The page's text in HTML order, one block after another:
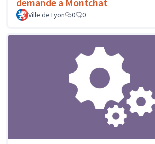
Ville de Lyon 0 0